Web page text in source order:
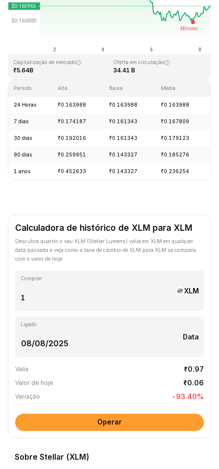
Capitalização de mercado
₹5.64B
Oferta em circulação
34.41 B
Período Alta Baixa Média
24 Horas ₹0.163988 ₹0.163988 ₹0.163988
7 dias ₹0.174187 ₹0.161343 ₹0.167809
30 dias ₹0.192016 ₹0.161343 ₹0.179123
90 dias ₹0.259951 ₹0.143327 ₹0.185276
1 anos ₹0.452633 ₹0.143327 ₹0.236254
Calculadora de histórico de XLM para XLM
Descubra quanto o seu XLM (Stellar Lumens) valia em XLM em qualquer
data passada e veja como a taxa de câmbio de XLM para XLM se compara
com o valor de hoje.
Comprar
XLM
Ligado
Data
Valia ₹0.97
Valor de hoje ₹0.06
Variação -93.40%
Operar
Sobre Stellar (XLM)